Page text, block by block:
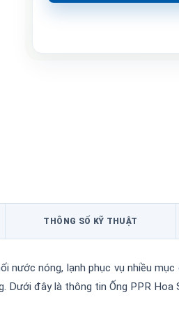
THÔNG SỐ KỸ THUẬT
nước nóng, lạnh phục vụ nhiều
Dưới đây là thông tin Ống PPR